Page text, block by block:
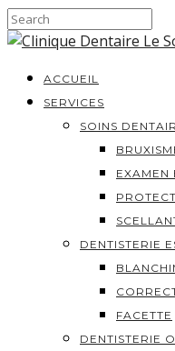
ACCUEIL
SERVICES
SOINS
EXAMEN
DENTISTERIE
FACETTE
DENTISTERIE